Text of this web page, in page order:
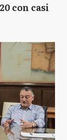
con casi